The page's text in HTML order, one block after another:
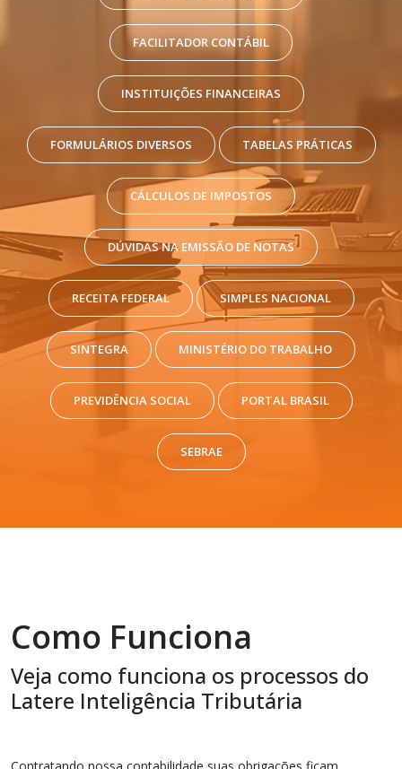
FACILITADOR CONTÁBIL
INSTITUIÇÕES FINANCEIRAS
FORMULÁRIOS DIVERSOS TABELAS PRÁTICAS
CÁLCULOS DE IMPOSTOS
DÚVIDAS NA EMISSÃO DE NOTAS
RECEITA FEDERAL SIMPLES NACIONAL
SINTEGRA MINISTÉRIO DO TRABALHO
PREVIDÊNCIA SOCIAL PORTAL BRASIL
SEBRAE
Como Funciona
Veja como funciona os processos do
Latere Inteligência Tributária